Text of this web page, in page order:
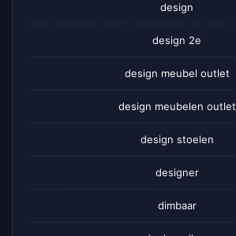
design
design 2e
design meubel outlet
design meubelen outlet
design stoelen
designer
dimbaar